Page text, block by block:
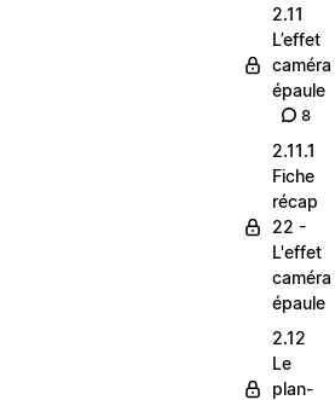
2.11
L’effet
caméra
épaule
8
2.11.1
Fiche
récap
22 -
L'effet
caméra
épaule
2.12
Le
plan-